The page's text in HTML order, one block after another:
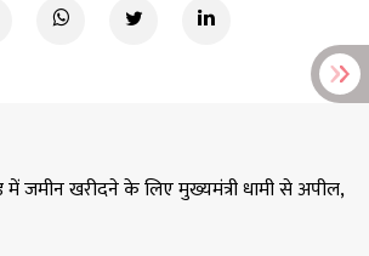
जमीन खरीदने के लिए मुख्यमंत्री धामी से अपील,